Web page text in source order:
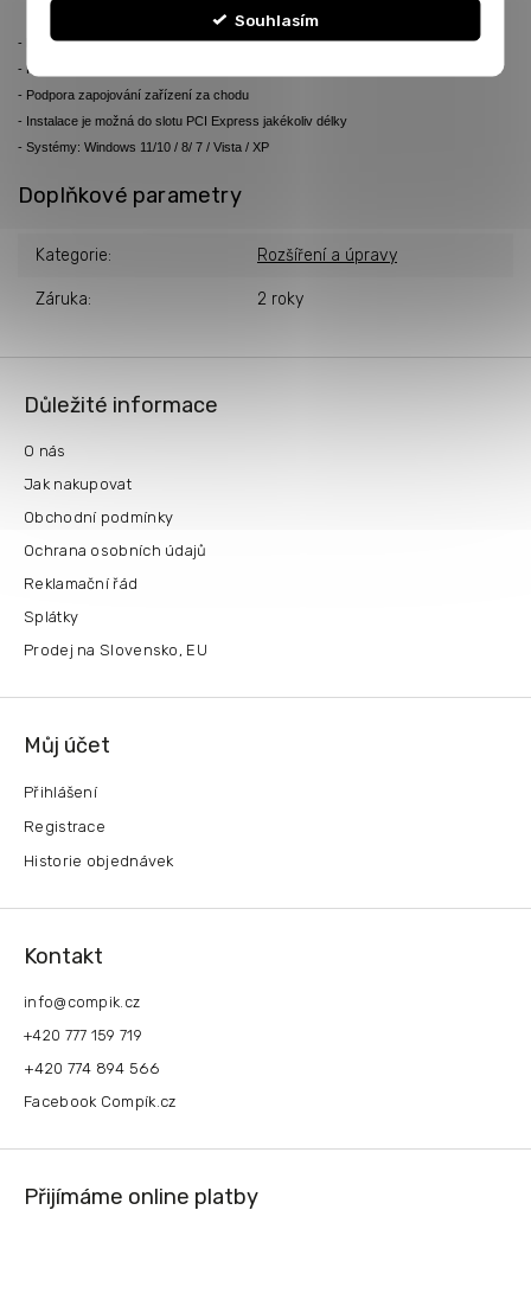
Souhlasím
- Konektory na výstupu: 2x externí 1394a + 1x externí 1394mini FireWire konektor
- Přenosová ryhlost 100 / 200 / 400 Mbps
- Podpora zapojování zařízení za chodu
- Instalace je možná do slotu PCI Express jakékoliv délky
- Systémy: Windows 11/10 / 8/ 7 / Vista / XP
Doplňkové parametry
Kategorie: Rozšíření a úpravy
Záruka: 2 roky
Důležité informace
O nás
Jak nakupovat
Obchodní podmínky
Ochrana osobních údajů
Reklamační řád
Splátky
Prodej na Slovensko, EU
Můj účet
Přihlášení
Registrace
Historie objednávek
Kontakt
info@ compik.cz
+420 777 159 719
+420 774 894 566
Facebook Compík.cz
Přijímáme online platby